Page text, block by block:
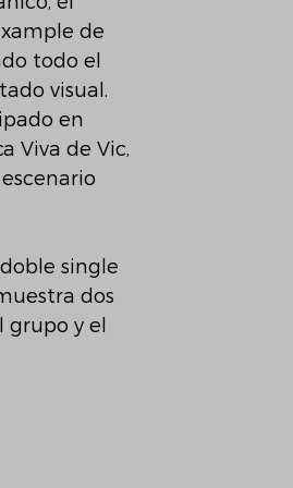
de
todo el
visual.
en
Viva de Vic,
single
dos
y el